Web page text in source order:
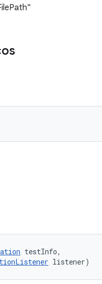
testInfo,
listener)